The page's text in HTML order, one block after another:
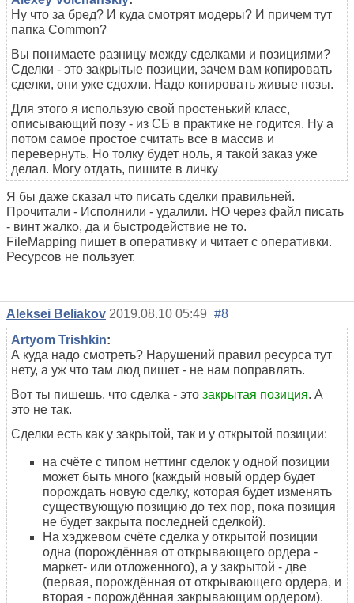
Ну что за бред? И куда смотрят модеры? И причем тут
папка Common?
Вы понимаете разницу между сделками и позициями?
Сделки - это закрытые позиции, зачем вам копировать
сделки, они уже сдохли. Надо копировать живые позы.
Для этого я использую свой простенький класс,
описывающий позу - из СБ в практике не годится. Ну а
потом самое простое считать все в массив и
перевернуть. Но толку будет ноль, я такой заказ уже
делал. Могу отдать, пишите в личку
Я бы даже сказал что писать сделки правильней.
Прочитали - Исполнили - удалили. НО через файл писать
- винт жалко, да и быстродействие не то.
FileMapping пишет в оперативку и читает с оперативки.
Ресурсов не пользует.
Aleksei Beliakov 2019.08.10 05:49 #8
Artyom Trishkin:
А куда надо смотреть? Нарушений правил ресурса тут
нету, а уж что там люд пишет - не нам поправлять.
Вот ты пишешь, что сделка - это закрытая позиция. А
это не так.
Сделки есть как у закрытой, так и у открытой позиции:
на счёте с типом неттинг сделок у одной позиции
может быть много (каждый новый ордер будет
порождать новую сделку, которая будет изменять
существующую позицию до тех пор, пока позиция
не будет закрыта последней сделкой).
На хэджевом счёте сделка у открытой позиции
одна (порождённая от открывающего ордера -
маркет- или отложенного), а у закрытой - две
(первая, порождённая от открывающего ордера, и
вторая - порождённая закрывающим ордером).